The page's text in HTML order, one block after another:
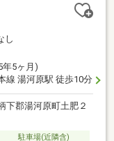
し
年5ヶ月)
線 湯河原駅 徒歩10分
下郡湯河原町土肥２
駐車場(近隣含)